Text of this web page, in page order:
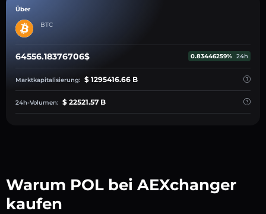
Über
BTC
64556.18376706$ 0.83446259% 24h
Marktkapitalisierung: $ 1295416.66 B
24h-Volumen: $ 22521.57 B
Warum POL bei AEXchanger
kaufen